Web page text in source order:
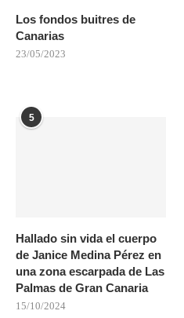
Los fondos buitres de
Canarias
23/05/2023
5
Hallado sin vida el cuerpo
de Janice Medina Pérez en
una zona escarpada de Las
Palmas de Gran Canaria
15/10/2024